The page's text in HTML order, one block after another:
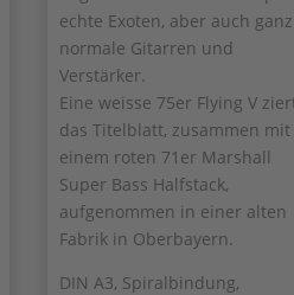
echte Exoten, aber auch ganz
normale Gitarren und
Verstärker.
Eine weisse 75er Flying V
das Titelblatt, zusammen mit
einem roten 71er Marshall
Super Bass Halfstack,
aufgenommen in einer alten
Fabrik in Oberbayern.
DIN A3, Spiralbindung,